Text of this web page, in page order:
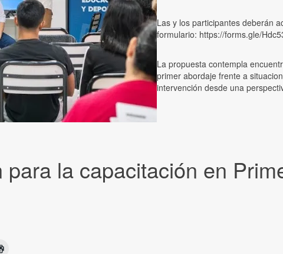
la capacitación en
Las y los participantes deberán
formulario: https://forms.gle/
La propuesta contempla
primer abordaje frente a
intervención desde una